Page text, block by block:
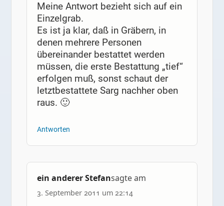
Meine Antwort bezieht sich auf ein
Einzelgrab.
Es ist ja klar, daß in Gräbern, in
denen mehrere Personen
übereinander bestattet werden
müssen, die erste Bestattung „tief“
erfolgen muß, sonst schaut der
letztbestattete Sarg nachher oben
raus. 🙂
Antworten
ein anderer Stefansagte am
3. September 2011 um 22:14